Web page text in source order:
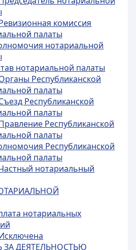
комиссия
палаты
нотариальной
нотариальной палаты
Республиканской
палаты
Республиканской
палаты
Республиканской
палаты
Республиканской
палаты
нотариальный
нотариальных
ЗА ДЕЯТЕЛЬНОСТЬЮ